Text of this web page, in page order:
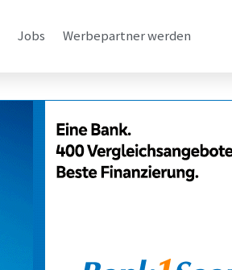
Jobs Werbepartner werden